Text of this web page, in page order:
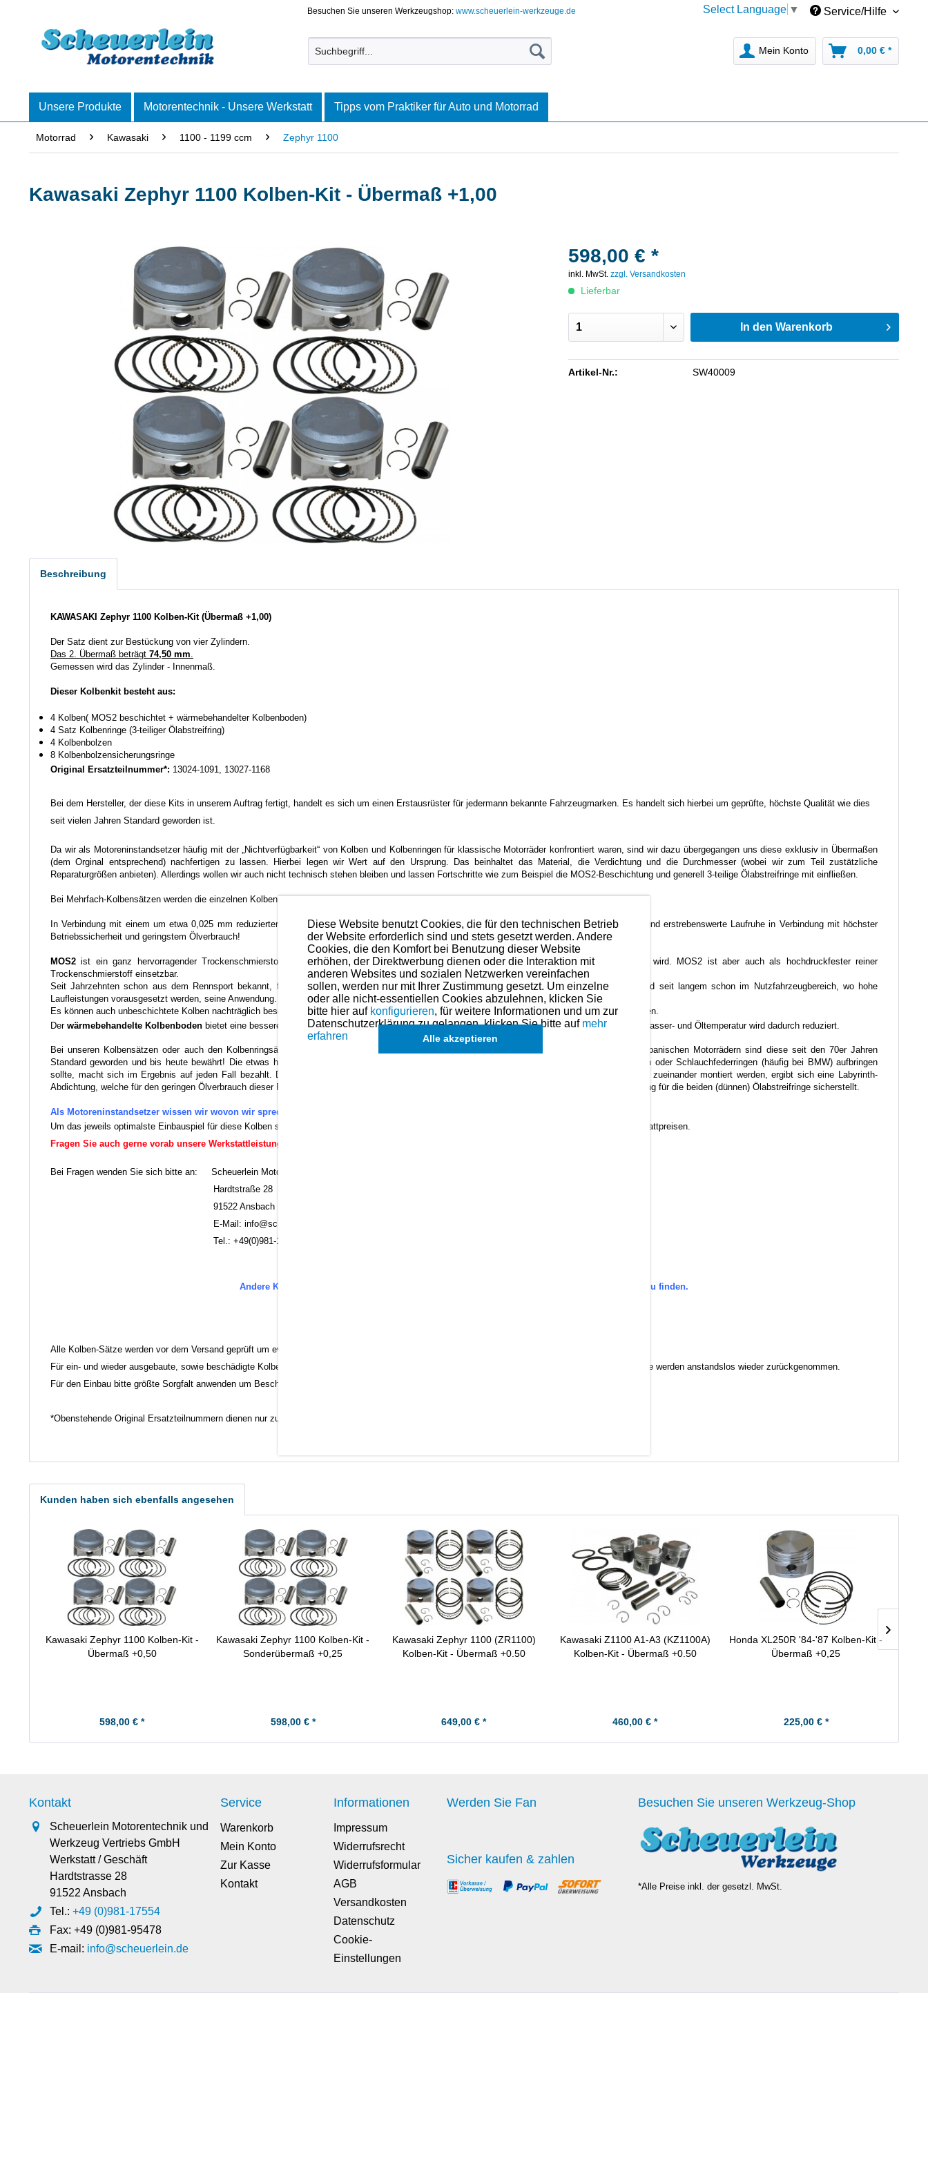
Besuchen Sie unseren Werkzeugshop:www.scheuerlein-werkzeuge.de Select Language ▼ Service/Hilfe
Mein Konto 0,00 € *
Unsere Produkte Motorentechnik - Unsere Werkstatt Tipps vom Praktiker für Auto und Motorrad
Motorrad Kawasaki 1100 - 1199 ccm Zephyr 1100
Kawasaki Zephyr 1100 Kolben-Kit - Übermaß +1,00
598,00 € *
inkl. MwSt.zzgl. Versandkosten
Lieferbar
In den Warenkorb
Artikel-Nr.: SW40009
Beschreibung
KAWASAKI Zephyr 1100 Kolben-Kit (Übermaß +1,00)
Der Satz dient zur Bestückung von vier Zylindern.
Das 2. Übermaß beträgt 74,50 mm.
Gemessen wird das Zylinder - Innenmaß.
Dieser Kolbenkit besteht aus:
4 Kolben( MOS2 beschichtet + wärmebehandelter Kolbenboden)
4 Satz Kolbenringe (3-teiliger Ölabstreifring)
4 Kolbenbolzen
8 Kolbenbolzensicherungsringe
Original Ersatzteilnummer*: 13024-1091, 13027-1168
Bei dem Hersteller, der diese Kits in unserem Auftrag fertigt, handelt es sich um einen Erstausrüster für jedermann bekannte Fahrzeugmarken. Es handelt sich hierbei um geprüfte, höchste Qualität wie dies
seit vielen Jahren Standard geworden ist.
Da wir als Motoreninstandsetzer häufig mit der „Nichtverfügbarkeit“ von Kolben und Kolbenringen für klassische Motorräder konfrontiert waren, sind wir dazu übergegangen uns diese exklusiv in Übermaßen
(dem Orginal entsprechend) nachfertigen zu lassen. Hierbei legen wir Wert auf den Ursprung. Das beinhaltet das Material, die Verdichtung und die Durchmesser (wobei wir zum Teil zustätzliche
Reparaturgrößen anbieten). Allerdings wollen wir auch nicht technisch stehen bleiben und lassen Fortschritte wie zum Beispiel die MOS2-Beschichtung und generell 3-teilige Ölabstreifringe mit einfließen.
Bei Mehrfach-Kolbensätzen werden die einzelnen Kolben auf eine minimale Gewichtstoleranz verwogen auf unterhalb von 0,2 Gramm.
In Verbindung mit einem um etwa 0,025 mm reduzierten Einbauspiel (durch die MOS2-Beschichtung möglich) ergibt sich damit die bestmögliche und erstrebenswerte Laufruhe in Verbindung mit höchster
Betriebssicherheit und geringstem Ölverbrauch!
MOS2 ist ein ganz hervorragender Trockenschmierstoff der auch Ölen als Schmierstoffverbesserer und für Notlaufeigenschaften beigemischt wird. MOS2 ist aber auch als hochdruckfester reiner
Trockenschmierstoff einsetzbar.
Seit Jahrzehnten schon aus dem Rennsport bekannt, findet diese Art der Beschichtung auch in der Serie bei qualitätsbewussten Herstellern und seit langem schon im Nutzfahrzeugbereich, wo hohe
Laufleistungen vorausgesetzt werden, seine Anwendung.
Es können auch unbeschichtete Kolben nachträglich beschichtet werden. Hier muss man jedoch mit einem Preis von ca. 40-60 Euro pro Stück rechnen.
Der wärmebehandelte Kolbenboden bietet eine bessere thermische Beständigkeit des Kolbens. Der Kolben selbst nimmt weniger Wärme auf, die Wasser- und Öltemperatur wird dadurch reduziert.
Bei unseren Kolbensätzen oder auch den Kolbenringsätzen verwenden wir immer (wenn nicht anders angegeben) 3-teilige Ölabstreifringe. Bei japanischen Motorrädern sind diese seit den 70er Jahren
Standard geworden und bis heute bewährt! Die etwas höhere Aufmerksamkeit, die man bei der Montage im Vergleich zu 1-teiligen Ölabstreifringen oder Schlauchfederringen (häufig bei BMW) aufbringen
sollte, macht sich im Ergebnis auf jeden Fall bezahlt. Da die Stöße der beiden Abstreifringe des 3-teiligen Ölabstreifringes um 180 Grad verdreht zueinander montiert werden, ergibt sich eine Labyrinth-
Abdichtung, welche für den geringen Ölverbrauch dieser Ringe verantwortlich ist. Der dritte Ring ist ein sogenannter Spreizring welcher die Vorspannung für die beiden (dünnen) Ölabstreifringe sicherstellt.
Als Motoreninstandsetzer wissen wir wovon wir sprechen.
Um das jeweils optimalste Einbauspiel für diese Kolben sicherzustellen übernehmen wir das Bohren und Honen der Zylinder – zu den üblichen Werkstattpreisen.
Fragen Sie auch gerne vorab unsere Werkstattleistungen an!
Bei Fragen wenden Sie sich bitte an: Scheuerlein Motorentechnik
Hardtstraße 28
91522 Ansbach
E-Mail: info@scheuerlein.de
Tel.: +49(0)981-17554
Andere Kolben-Maße für dieses Modell sind (falls vorhanden) in der übergeordneten Kategorie zu finden.
Alle Kolben-Sätze werden vor dem Versand geprüft um evtl. unberechtigten Reklamationen vorzubeugen.
Für ein- und wieder ausgebaute, sowie beschädigte Kolben u. Kolbenringe entfällt das Widerrufs- u. Umtauschrecht. Nur unbenutze Kolben/Kolbenringe werden anstandslos wieder zurückgenommen.
Für den Einbau bitte größte Sorgfalt anwenden um Beschädigungen der Kolben und Kolbenringe zu vermeiden.
*Obenstehende Original Ersatzteilnummern dienen nur zu Vergleichszwecken.
Kunden haben sich ebenfalls angesehen
Kawasaki Zephyr 1100 Kolben-Kit -
Übermaß +0,50
598,00 € *
Kawasaki Zephyr 1100 Kolben-Kit -
Sonderübermaß +0,25
598,00 € *
Kawasaki Zephyr 1100 (ZR1100)
Kolben-Kit - Übermaß +0.50
649,00 € *
Kawasaki Z1100 A1-A3 (KZ1100A)
Kolben-Kit - Übermaß +0.50
460,00 € *
Honda XL250R '84-'87 Kolben-Kit -
Übermaß +0,25
225,00 € *
Kontakt
Scheuerlein Motorentechnik und
Werkzeug Vertriebs GmbH
Werkstatt / Geschäft
Hardtstrasse 28
91522 Ansbach
Tel.: +49 (0)981-17554
Fax: +49 (0)981-95478
E-mail: info@scheuerlein.de
Service
Warenkorb
Mein Konto
Zur Kasse
Kontakt
Informationen
Impressum
Widerrufsrecht
Widerrufsformular
AGB
Versandkosten
Datenschutz
Cookie-
Einstellungen
Werden Sie Fan
Sicher kaufen & zahlen
Besuchen Sie unseren Werkzeug-Shop
*Alle Preise inkl. der gesetzl. MwSt.
Diese Website benutzt Cookies, die für den technischen Betrieb
der Website erforderlich sind und stets gesetzt werden. Andere
Cookies, die den Komfort bei Benutzung dieser Website
erhöhen, der Direktwerbung dienen oder die Interaktion mit
anderen Websites und sozialen Netzwerken vereinfachen
sollen, werden nur mit Ihrer Zustimmung gesetzt. Um einzelne
oder alle nicht-essentiellen Cookies abzulehnen, klicken Sie
bitte hier auf konfigurieren, für weitere Informationen und um zur
Datenschutzerklärung zu gelangen, klicken Sie bitte auf mehr
erfahren
Alle akzeptieren